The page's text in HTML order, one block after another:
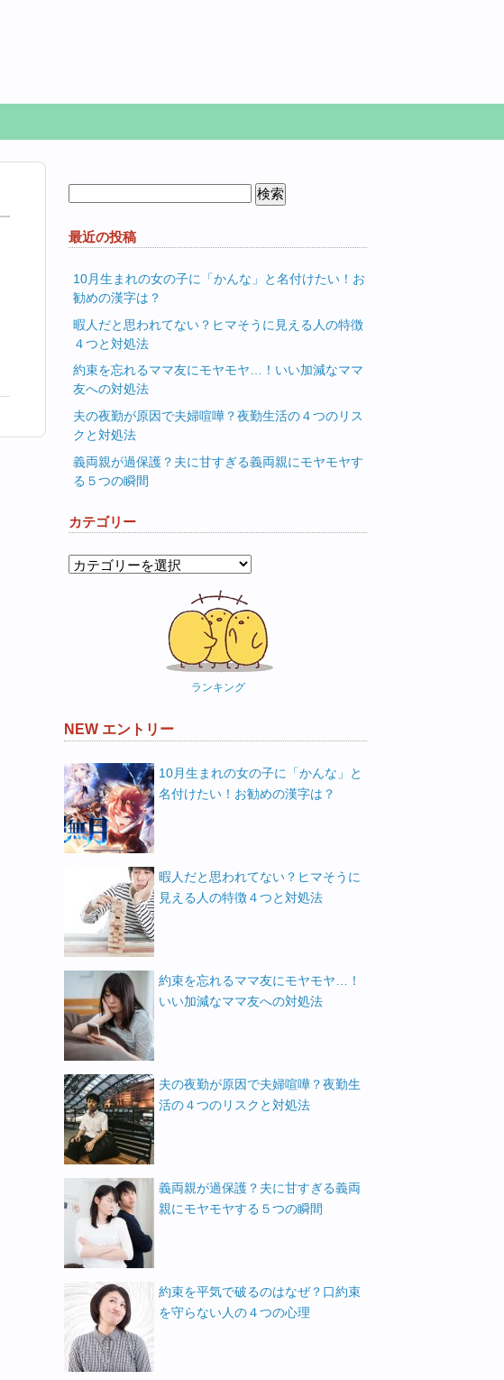
最近の投稿
10月生まれの女の子に「かんな」と名付けたい！お
勧めの漢字は？
暇人だと思われてない？ヒマそうに見える人の特徴
４つと対処法
約束を忘れるママ友にモヤモヤ…！いい加減なママ
友への対処法
夫の夜勤が原因で夫婦喧嘩？夜勤生活の４つのリス
クと対処法
義両親が過保護？夫に甘すぎる義両親にモヤモヤす
る５つの瞬間
カテゴリー
カ
ランキング
NEW エントリー
10月生まれの女の子に「かんな」と
名付けたい！お勧めの漢字は？
暇人だと思われてない？ヒマそうに
見える人の特徴４つと対処法
約束を忘れるママ友にモヤモヤ…！
いい加減なママ友への対処法
夫の夜勤が原因で夫婦喧嘩？夜勤生
活の４つのリスクと対処法
義両親が過保護？夫に甘すぎる義両
親にモヤモヤする５つの瞬間
約束を平気で破るのはなぜ？口約束
を守らない人の４つの心理